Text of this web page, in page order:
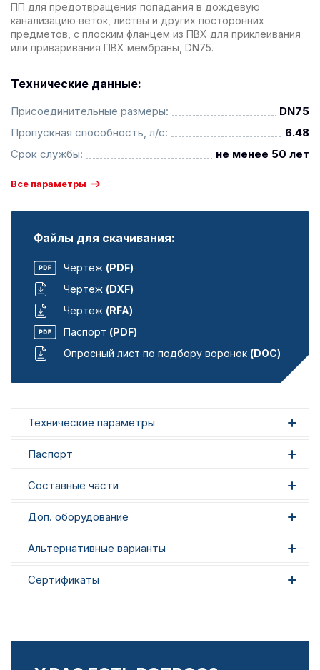
ПП для предотвращения попадания в дождевую
канализацию веток, листвы и других посторонних
предметов, с плоским фланцем из ПВХ для приклеивания
или приваривания ПВХ мембраны, DN75.
Технические данные:
Присоединительные размеры:
DN75
Пропускная способность, л/с:
6.48
Срок службы:
не менее 50 лет
Все параметры
Файлы для скачивания:
Чертеж (PDF)
Чертеж (DXF)
Чертеж (RFA)
Паспорт (PDF)
Опросный лист по подбору воронок (DOC)
Технические параметры
Паспорт
Составные части
Доп. оборудование
Альтернативные варианты
Сертификаты